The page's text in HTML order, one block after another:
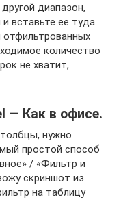
диапазон,
вставьте ее туда.
отфильтрованных
количество
не хватит,
— Как в офисе.
нужно
простой способ
/ «Фильтр и
скриншот из
на таблицу